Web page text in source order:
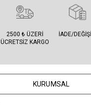
2500 ₺ ÜZERI
ÜCRETSIZ KARGO
İADE/
KURUMSAL